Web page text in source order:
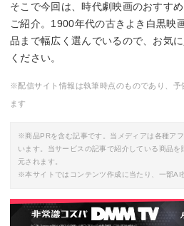
そこで今回は、時代劇映画のおすす
ご紹介。1900年代の古きよき白黒映
品まで幅広く選んでいるので、お気
ください。
※配信サイト情報は執筆時点のものであり、予
ます
※商品PRを含む記事です。当メディアは各種ア
います。当サービスの記事で紹介している商品
元されます。
※本サイトではコンテンツ作成に当たり、一部AI